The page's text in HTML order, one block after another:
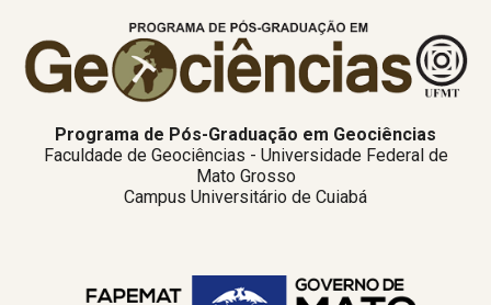
Programa de Pós-Graduação em Geociências
Faculdade de Geociências - Universidade Federal de
Mato Grosso
Campus Universitário de Cuiabá